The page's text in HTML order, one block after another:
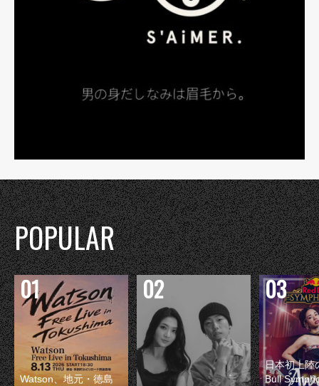
POPULAR
Watson、地元・徳島
日本初上陸
Bull